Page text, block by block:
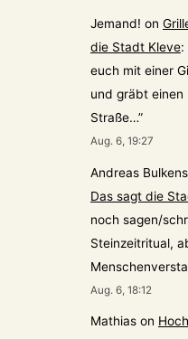
Jemand! on
die Stadt Kleve:
euch mit einer
und gräbt einen
Straße…”
Aug. 6, 19:27
Andreas Bulkens
Das sagt die
noch sagen/
Steinzeitritual,
Aug. 6, 18:12
Mathias on